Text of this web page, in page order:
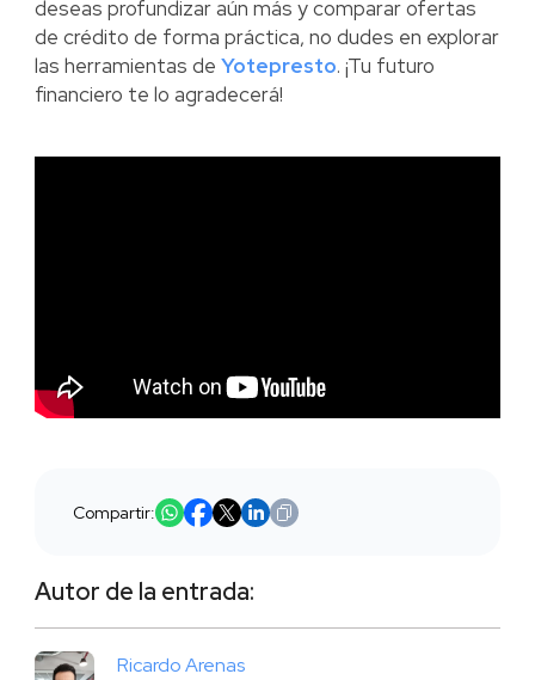
deseas profundizar aún más y comparar ofertas
de crédito de forma práctica, no dudes en explorar
las herramientas de Yotepresto. ¡Tu futuro
financiero te lo agradecerá!
Compartir:
Autor de la entrada:
Ricardo Arenas